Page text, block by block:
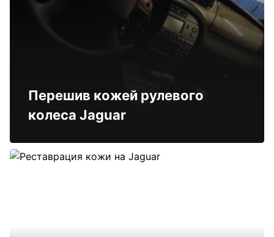
Перешив кожей рулевого
колеса Jaguar